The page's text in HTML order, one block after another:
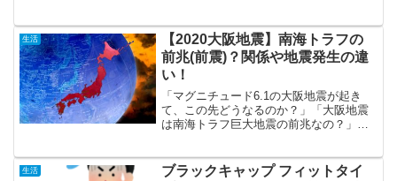
なか買えないですよね。そこで、気にな
るのは、ニューヨークキ...
生活
【2020大阪地震】南海トラフの
前兆(前震)？関係や地震発生の違
い！
「マグニチュード6.1の大阪地震が起き
て、この先どうなるのか？」「大阪地震
は南海トラフ巨大地震の前兆なの？」な
た。2018年に起きた大きめの地震を調べ
生活
ブラックキャップ フィットタイ